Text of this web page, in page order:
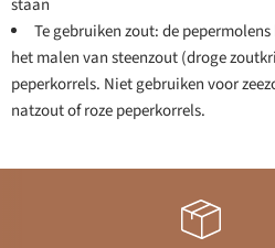
staan
Te gebruiken zout: de
het malen van steenzout (droge
peperkorrels. Niet gebruiken voor
natzout of roze peperkorrels.